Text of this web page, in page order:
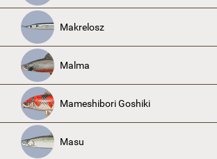
Makrelosz
Malma
Mameshibori Goshiki
Masu